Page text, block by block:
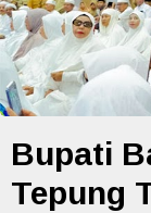
Bupati
Tepung